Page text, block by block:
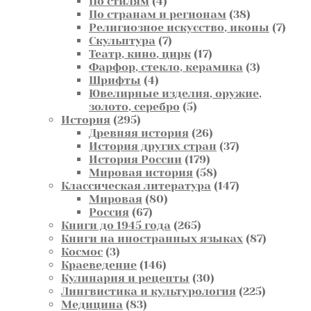
товара
По странам и регионам 3838
товаров
Религиозное искусство, иконы 77
Скульптура 77
товаров
Театр, кино, цирк 1717
товаров
Фарфор, стекло, керамика 33
Шрифты 44
товара
Ювелирные изделия, оружие,
золото, серебро 55
История 295295
товаров
Древняя история 2626
товаров
История других стран 3737
История России 179179
товаров
Мировая история 5858
товаров
Классическая литература 147147
Мировая 8080
Россия 6767
товаров
Книги до 1945 года 265265
товаров
Книги на иностранных языках 8787
Космос 33
товара
Краеведение 146146
товаров
Кулинария и рецепты 3030
товаров
Лингвистика и культурология 225225
Медицина 8383